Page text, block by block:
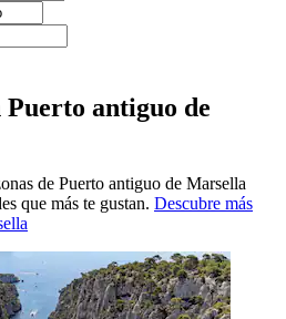
antiguo de
de Puerto antiguo de Marsella
que más te gustan. Descubre más